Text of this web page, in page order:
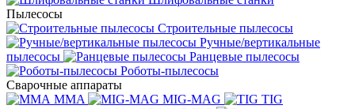
Пылесосы
Строительные пылесосы
Ручные/вертикальные
пылесосы
Ранцевые пылесосы
Роботы-пылесосы
Сварочные аппараты
MMA
MIG-MAG
TIG